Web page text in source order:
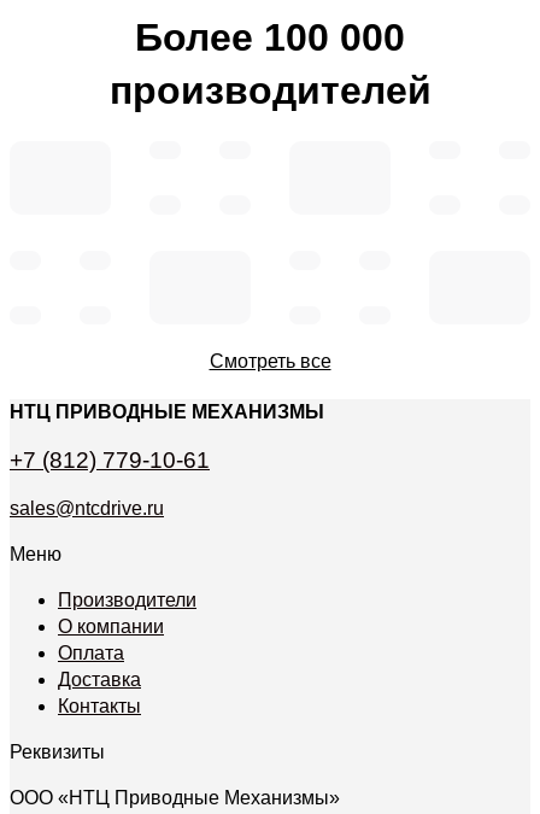
Более 100 000
производителей
Смотреть все
НТЦ ПРИВОДНЫЕ МЕХАНИЗМЫ
+7 (812) 779-10-61
sales@ntcdrive.ru
Меню
Производители
О компании
Оплата
Доставка
Контакты
Реквизиты
ООО «НТЦ Приводные Механизмы»